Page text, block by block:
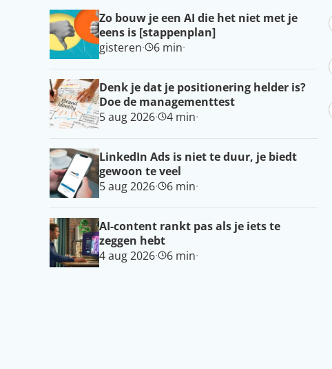
Zo bouw je een AI die het niet met je
eens is [stappenplan]
gisteren· 6 min·
Denk je dat je positionering helder is?
Doe de managementtest
5 aug 2026· 4 min·
LinkedIn Ads is niet te duur, je biedt
gewoon te veel
5 aug 2026· 6 min·
AI-content rankt pas als je iets te
zeggen hebt
4 aug 2026· 6 min·